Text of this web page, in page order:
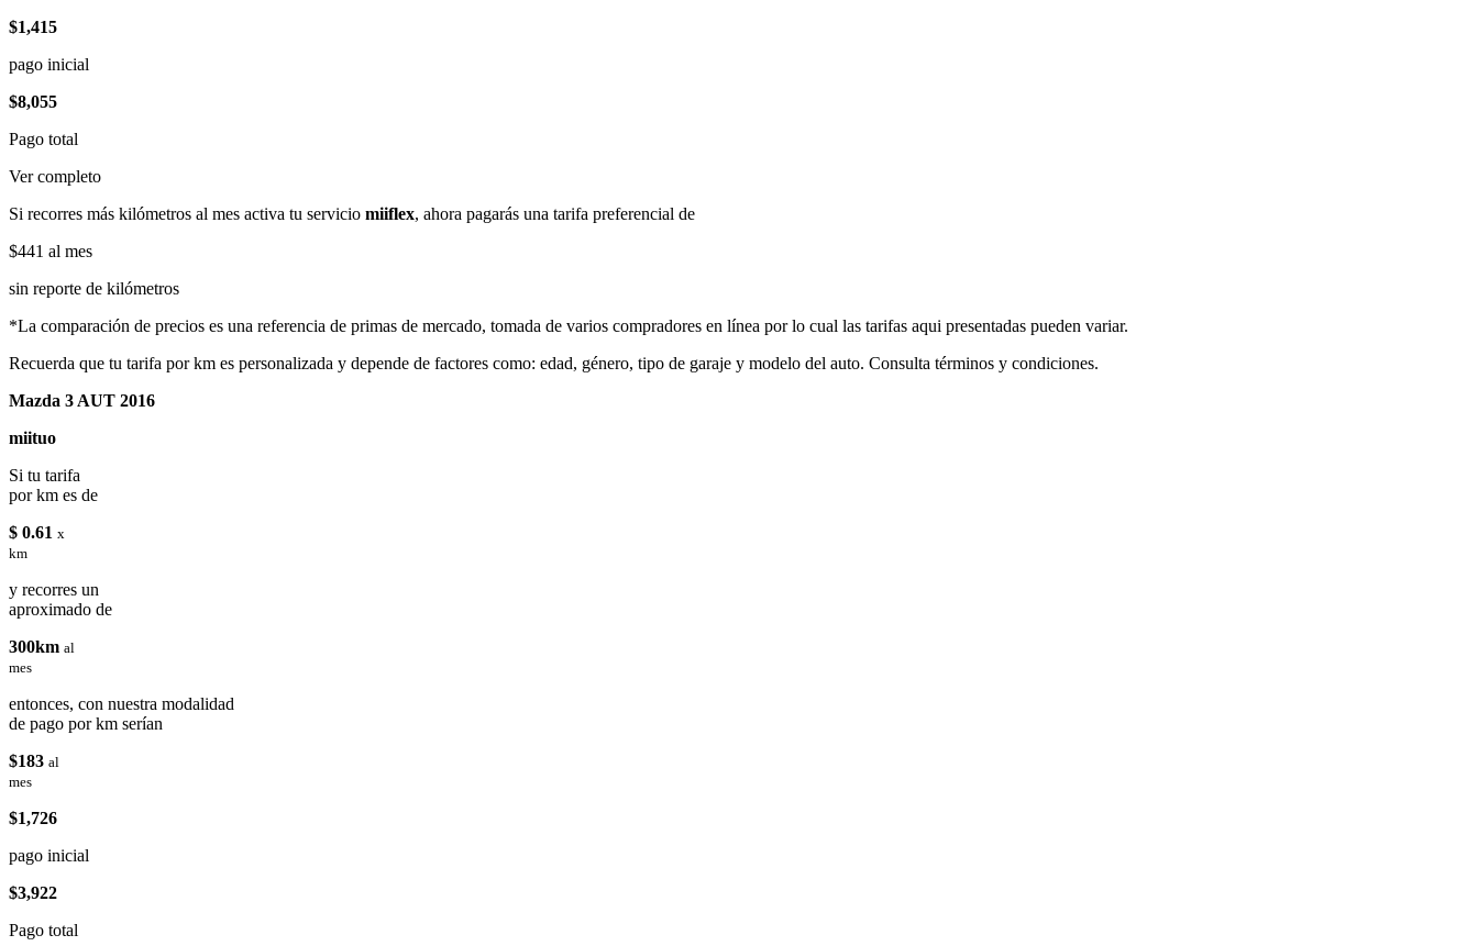
$1,415
pago inicial
$8,055
Pago total
Ver completo
Si recorres más kilómetros al mes activa tu servicio miiflex, ahora pagarás una tarifa preferencial de
$441 al mes
sin reporte de kilómetros
*La comparación de precios es una referencia de primas de mercado, tomada de varios compradores en línea por lo cual las tarifas aqui presentadas pueden variar.
Recuerda que tu tarifa por km es personalizada y depende de factores como: edad, género, tipo de garaje y modelo del auto. Consulta términos y condiciones.
Mazda 3 AUT 2016
miituo
Si tu tarifa
por km es de
$ 0.61 x
km
y recorres un
aproximado de
300km al
mes
entonces, con nuestra modalidad
de pago por km serían
$183 al
mes
$1,726
pago inicial
$3,922
Pago total